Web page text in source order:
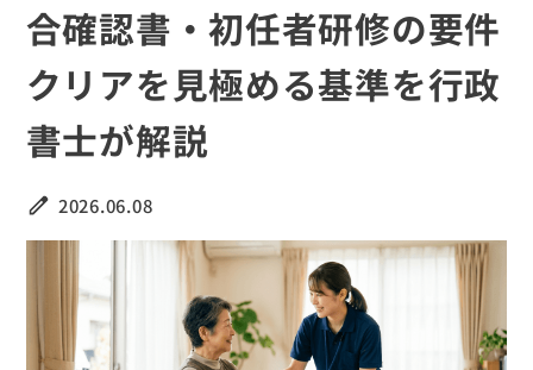
合確認書・初任者研修の要件
クリアを見極める基準を行政
書士が解説
2026.06.08